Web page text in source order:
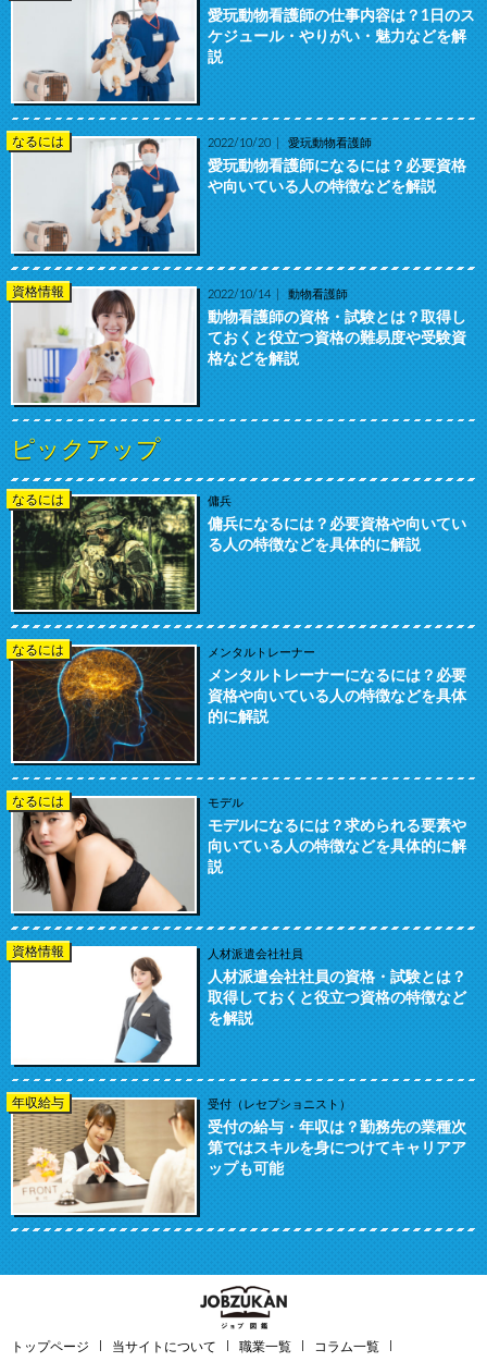
愛玩動物看護師の仕事内容は？1日のス
ケジュール・やりがい・魅力などを解
説
なるには 2022/10/20 愛玩動物看護師
愛玩動物看護師になるには？必要資格
や向いている人の特徴などを解説
資格情報 2022/10/14 動物看護師
動物看護師の資格・試験とは？取得し
ておくと役立つ資格の難易度や受験資
格などを解説
ピックアップ
なるには 傭兵
傭兵になるには？必要資格や向いてい
る人の特徴などを具体的に解説
なるには メンタルトレーナー
メンタルトレーナーになるには？必要
資格や向いている人の特徴などを具体
的に解説
なるには モデル
モデルになるには？求められる要素や
向いている人の特徴などを具体的に解
説
資格情報 人材派遣会社社員
人材派遣会社社員の資格・試験とは？
取得しておくと役立つ資格の特徴など
を解説
年収給与 受付（レセプショニスト）
受付の給与・年収は？勤務先の業種次
第ではスキルを身につけてキャリアア
ップも可能
トップページ 当サイトについて 職業一覧 コラム一覧